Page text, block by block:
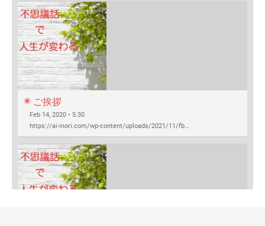
ご挨拶
Feb 14, 2020 • 5:30
https://ai-inori.com/wp-content/uploads/2021/11/fb…